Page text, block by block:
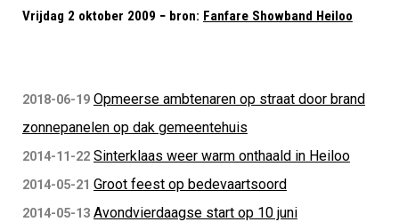
Vrijdag 2 oktober 2009 − bron: Fanfare Showband Heiloo
2018-06-19 Opmeerse ambtenaren op straat door brand
zonnepanelen op dak gemeentehuis
2014-11-22 Sinterklaas weer warm onthaald in Heiloo
2014-05-21 Groot feest op bedevaartsoord
2014-05-13 Avondvierdaagse start op 10 juni